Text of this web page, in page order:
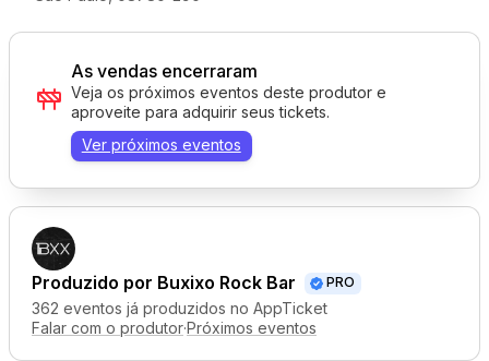
Produzido por Buxixo Rock Bar PRO
362 eventos já produzidos no AppTicket
Falar com o produtor·Próximos eventos
As vendas encerraram
Veja os próximos eventos deste produtor e
aproveite para adquirir seus tickets.
Ver próximos eventos